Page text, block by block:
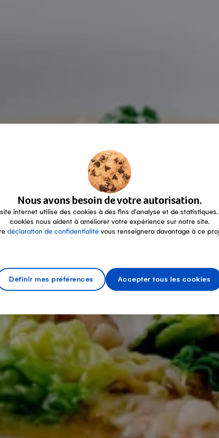
Nous avons besoin de votre autorisation.
internet utilise des cookies à des fins d'analyse et de statistiques.
cookies nous aident à améliorer votre expérience sur notre site.
déclaration de confidentialité vous renseignera davantage à ce
Définir mes préférences Accepter tous les cookies